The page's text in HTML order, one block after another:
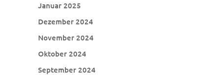
Januar 2025
Dezember 2024
November 2024
Oktober 2024
September 2024